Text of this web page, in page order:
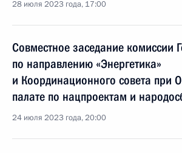
28 июля 2023 года, 17:00
Совместное заседание комиссии
по направлению «Энергетика»
и Координационного совета при
палате по нацпроектам и
24 июля 2023 года, 20:00